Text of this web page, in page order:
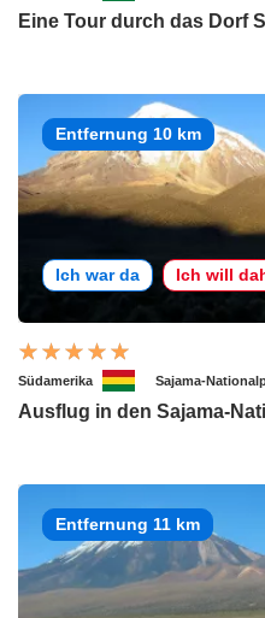
Eine Tour durch das Dorf
Entfernung 10 km
Ich war da Ich will
Südamerika Sajama-
Ausflug in den Sajama-
Entfernung 11 km